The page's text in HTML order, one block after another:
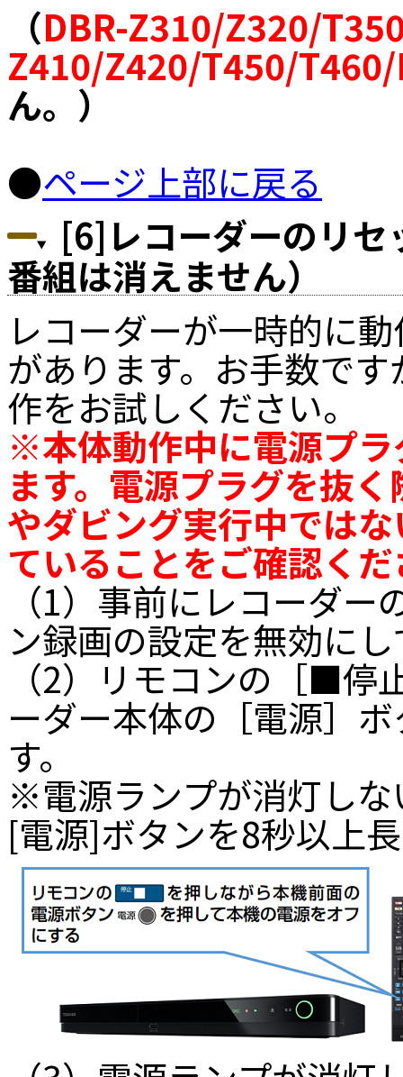
（DBR-Z310/Z320/
Z410/Z420/T450/
ん。）
●ページ上部に戻る
[6]レコーダーのリセ
番組は消えません）
レコーダーが一時的に
があります。お手数で
作をお試しください。
※本体動作中に電源プ
ます。電源プラグを抜
やダビング実行中では
ていることをご確認く
（1）事前にレコーダ
ン録画の設定を無効に
（2）リモコンの［■停
ーダー本体の［電源］
す。
※電源ランプが消灯し
[電源]ボタンを8秒以上